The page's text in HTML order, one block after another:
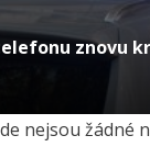
znovu
nejsou žádné